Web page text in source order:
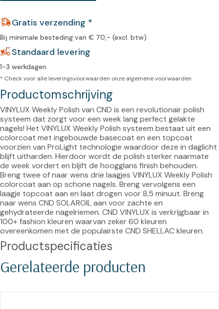
Gratis verzending *
Bij minimale besteding van € 70,- (excl. btw)
Standaard levering
1-3 werkdagen
* Check voor alle leveringsvoorwaarden onze algemene voorwaarden
Productomschrijving
VINYLUX Weekly Polish van CND is een revolutionair polish
systeem dat zorgt voor een week lang perfect gelakte
nagels! Het VINYLUX Weekly Polish systeem bestaat uit een
colorcoat met ingebouwde basecoat en een topcoat
voorzien van ProLight technologie waardoor deze in daglicht
blijft uitharden. Hierdoor wordt de polish sterker naarmate
de week vordert en bljift de hoogglans finish behouden.
Breng twee of naar wens drie laagjes VINYLUX Weekly Polish
colorcoat aan op schone nagels. Breng vervolgens een
laagje topcoat aan en laat drogen voor 8,5 minuut. Breng
naar wens CND SOLAROIL aan voor zachte en
gehydrateerde nagelriemen. CND VINYLUX is verkrijgbaar in
100+ fashion kleuren waarvan zeker 60 kleuren
overeenkomen met de populairste CND SHELLAC kleuren.
Productspecificaties
Gerelateerde producten